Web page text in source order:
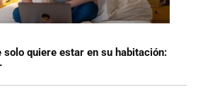
solo quiere estar en su habitación: